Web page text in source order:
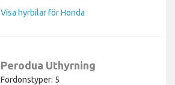
Visa hyrbilar för Honda
Perodua Uthyrning
Fordonstyper: 5